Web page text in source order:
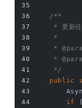
/**
* 更新任
     *
     *
     *
     */
public
if